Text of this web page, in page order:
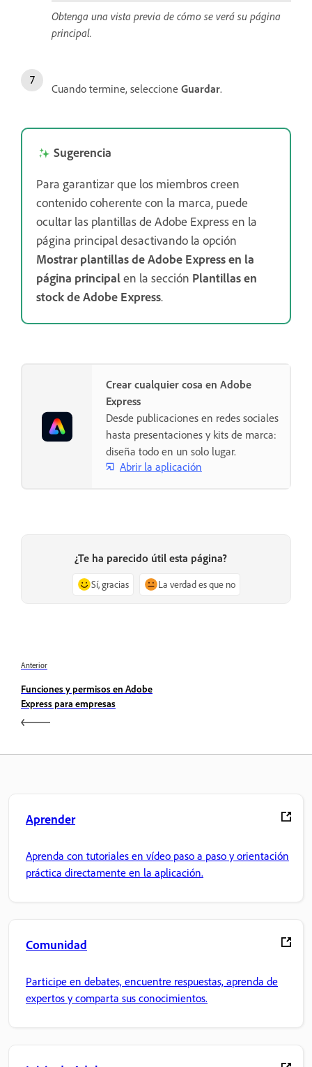
Obtenga una vista previa de cómo se verá su página
principal.
Cuando termine, seleccione Guardar.
Sugerencia
Para garantizar que los miembros creen
contenido coherente con la marca, puede
ocultar las plantillas de Adobe Express en la
página principal desactivando la opción
Mostrar plantillas de Adobe Express en la
página principalen la sección Plantillas en
stock de Adobe Express.
Crear cualquier cosa en Adobe
Express
Desde publicaciones en redes sociales
hasta presentaciones y kits de marca:
diseña todo en un solo lugar.
Abrir la aplicación
¿Te ha parecido útil esta página?
Sí, gracias La verdad es que no
Anterior
Funciones y permisos en Adobe
Express para empresas
Aprender
Aprenda con tutoriales en vídeo paso a paso y orientación
práctica directamente en la aplicación.
Comunidad
Participe en debates, encuentre respuestas, aprenda de
expertos y comparta sus conocimientos.